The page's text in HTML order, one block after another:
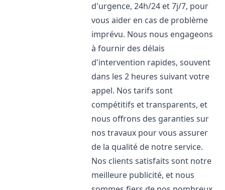
d'urgence, 24h/24 et 7j/7, pour
vous aider en cas de problème
imprévu. Nous nous engageons
à fournir des délais
d'intervention rapides, souvent
dans les 2 heures suivant votre
appel. Nos tarifs sont
compétitifs et transparents, et
nous offrons des garanties sur
nos travaux pour vous assurer
de la qualité de notre service.
Nos clients satisfaits sont notre
meilleure publicité, et nous